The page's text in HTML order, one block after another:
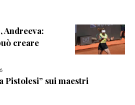
Andreeva:
creare
Pistolesi” sui maestri